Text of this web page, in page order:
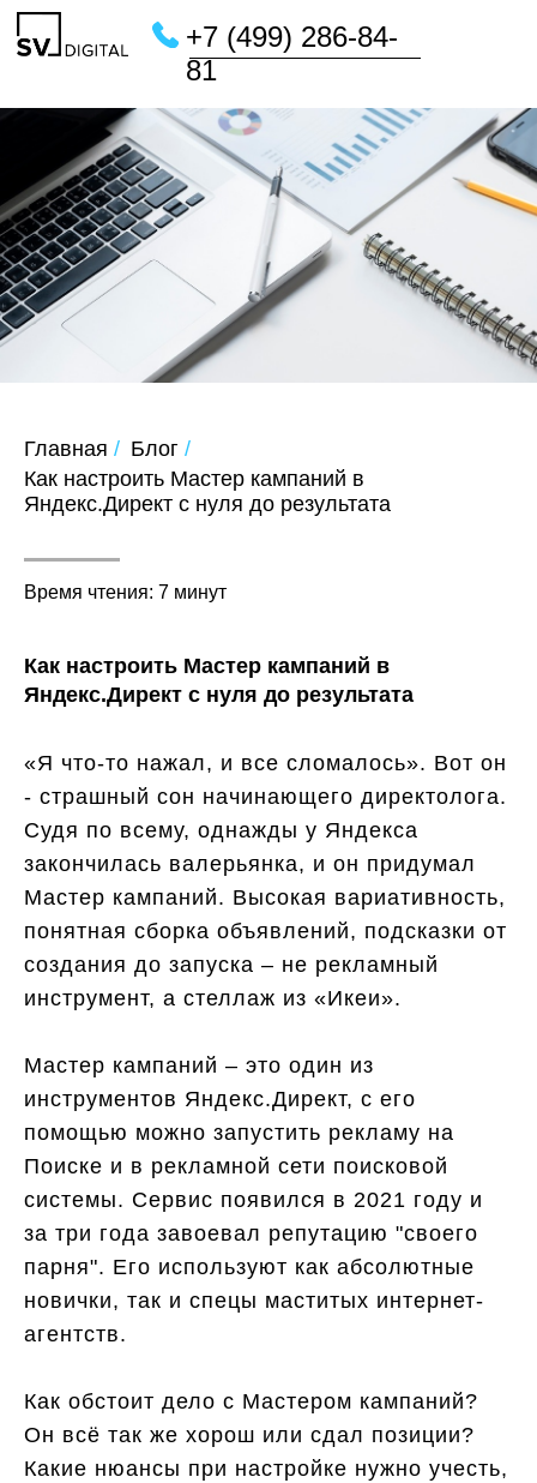
+7 (499) 286-84-
Главная / Блог /
Как настроить Мастер кампаний в
Яндекс.Директ с нуля до результата
Время чтения: 7 минут
Как настроить Мастер кампаний в
Яндекс.Директ с нуля до результата
«Я что-то нажал, и все сломалось». Вот он
- страшный сон начинающего директолога.
Судя по всему, однажды у Яндекса
закончилась валерьянка, и он придумал
Мастер кампаний. Высокая вариативность,
понятная сборка объявлений, подсказки от
создания до запуска – не рекламный
инструмент, а стеллаж из «Икеи».
Мастер кампаний – это один из
инструментов Яндекс.Директ, с его
помощью можно запустить рекламу на
Поиске и в рекламной сети поисковой
системы. Сервис появился в 2021 году и
за три года завоевал репутацию "своего
парня". Его используют как абсолютные
новички, так и спецы маститых интернет-
агентств.
Как обстоит дело с Мастером кампаний?
Он всё так же хорош или сдал позиции?
Какие нюансы при настройке нужно учесть,